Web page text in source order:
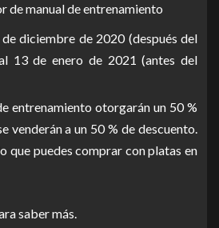
de manual de entrenamiento
diciembre de 2020 (después del
13 de enero de 2021 (antes del
entrenamiento otorgarán un 50 %
venderán a un 50 % de descuento.
que puedes comprar con platas en
saber más.